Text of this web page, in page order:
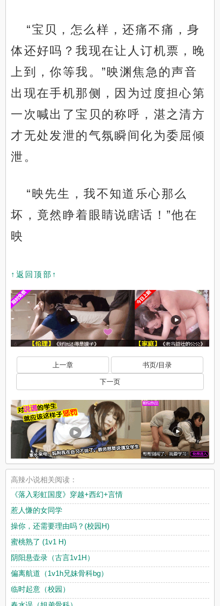
“宝贝，怎么样，还痛不痛，身
体还好吗？我现在让人订机票，晚
上到，你等我。”映渊焦急的声音
出现在手机那侧，因为过度担心第
一次喊出了宝贝的称呼，湛之清方
才无处发泄的气氛瞬间化为委屈倾
泄。
“映先生，我不知道乐心那么
坏，竟然睁着眼睛说瞎话！”他在
映
↑返回顶部↑
上一章 书页/目录
下一页
高辣小说相关阅读：
《落入彩虹国度》穿越+西幻+言情
惹人慊的女同学
操你，还需要理由吗？(校园H)
蜜桃熟了 (1v1 H)
阴阳悬壶录（古言1v1H）
偏离航道（1v1h兄妹骨科bg）
临时起意（校园）